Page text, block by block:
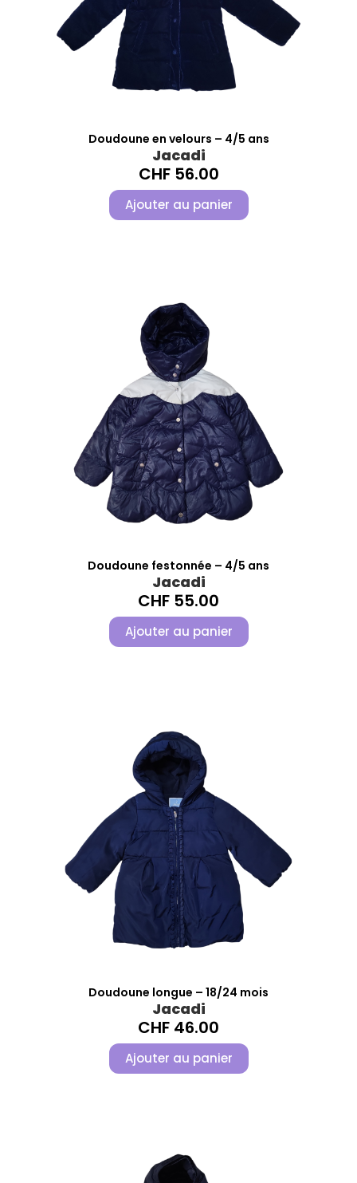
Doudoune en velours – 4/5 ans
Jacadi
CHF56.00
Ajouter au panier
Doudoune festonnée – 4/5 ans
Jacadi
CHF 55.00
Ajouter au panier
Doudoune longue – 18/24 mois
Jacadi
CHF 46.00
Ajouter au panier